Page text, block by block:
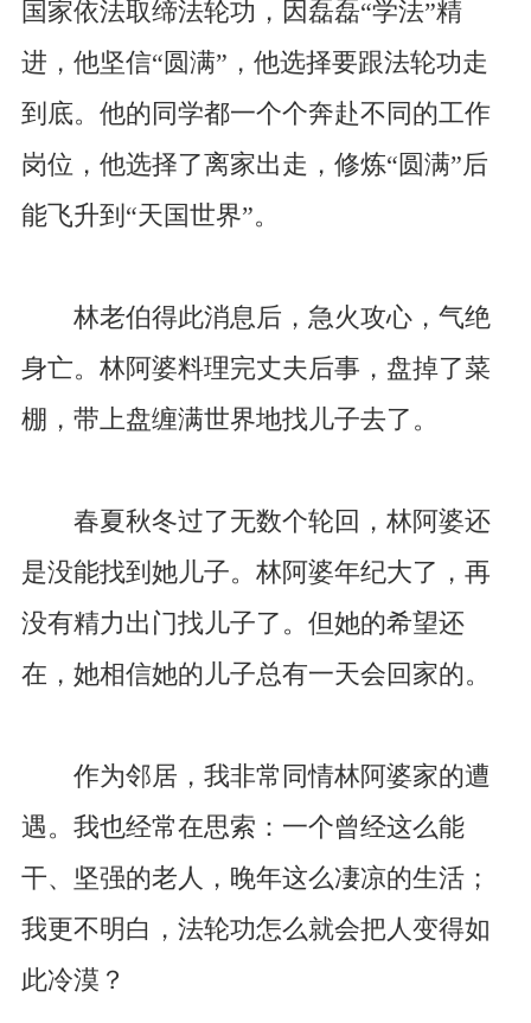
国家依法取缔法轮功，因磊磊“学法”精
进，他坚信“圆满”，他选择要跟法轮功走
到底。他的同学都一个个奔赴不同的工作
岗位，他选择了离家出走，修炼“圆满”后
能飞升到“天国世界”。
林老伯得此消息后，急火攻心，气绝
身亡。林阿婆料理完丈夫后事，盘掉了菜
棚，带上盘缠满世界地找儿子去了。
春夏秋冬过了无数个轮回，林阿婆还
是没能找到她儿子。林阿婆年纪大了，再
没有精力出门找儿子了。但她的希望还
在，她相信她的儿子总有一天会回家的。
作为邻居，我非常同情林阿婆家的遭
遇。我也经常在思索：一个曾经这么能
干、坚强的老人，晚年这么凄凉的生活；
我更不明白，法轮功怎么就会把人变得如
此冷漠？